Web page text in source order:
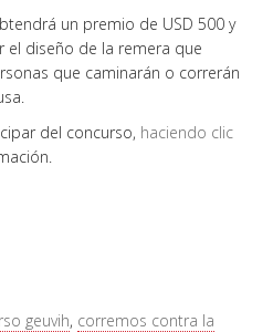
un premio de USD 500 y
diseño de la remera que
que caminarán o correrán
del concurso, haciendo clic
geuvih, corremos contra la